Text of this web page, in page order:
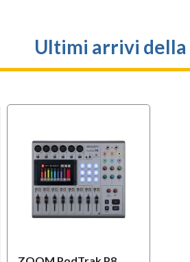
Ultimi arrivi della